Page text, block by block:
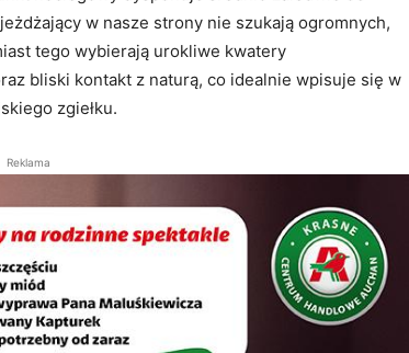
w nasze strony nie szukają ogromnych,
tego wybierają urokliwe kwatery
bliski kontakt z naturą, co idealnie wpisuje się w
zgiełku.
Reklama